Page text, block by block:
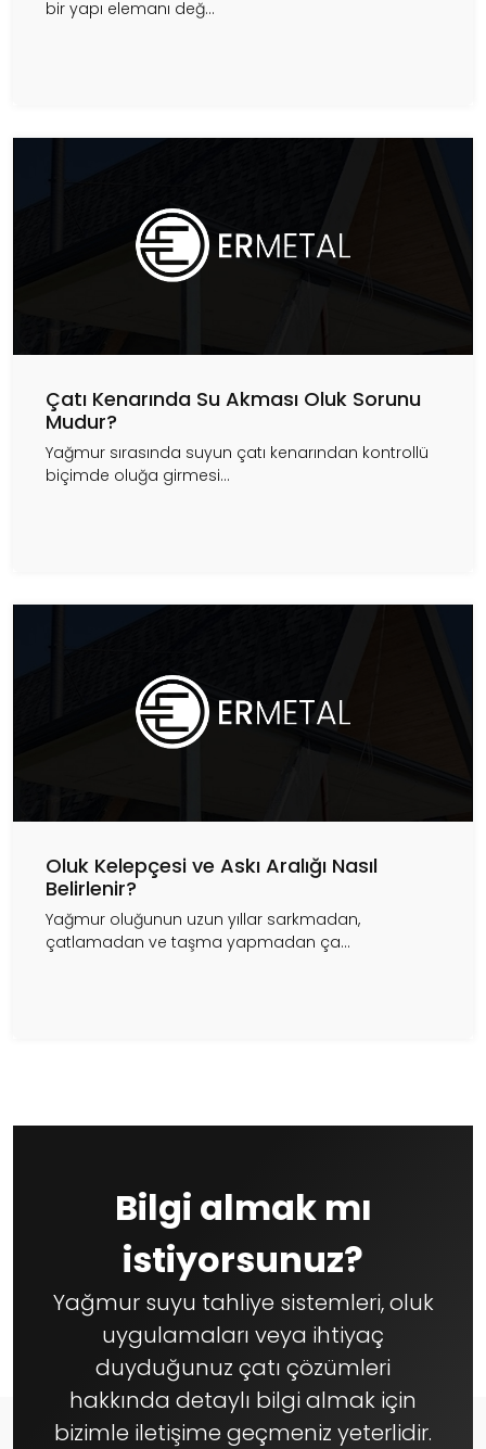
bir yapı elemanı değ...
Çatı Kenarında Su Akması Oluk Sorunu
Mudur?
Yağmur sırasında suyun çatı kenarından kontrollü
biçimde oluğa girmesi...
Oluk Kelepçesi ve Askı Aralığı Nasıl
Belirlenir?
Yağmur oluğunun uzun yıllar sarkmadan,
çatlamadan ve taşma yapmadan ça...
Bilgi almak mı
istiyorsunuz?
Yağmur suyu tahliye sistemleri, oluk
uygulamaları veya ihtiyaç
duyduğunuz çatı çözümleri
hakkında detaylı bilgi almak için
bizimle iletişime geçmeniz yeterlidir.